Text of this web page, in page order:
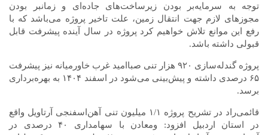
توجه به سرمایه‌بر بودن زیرساخت‌های جاده‌ای و زمانبر بودن
مجوز‌های لازم جهت انتقال زمین، علت تاخیر پروژه می‌باشد که با
رفع این موانع تلاش خواهیم کرد پروژه در سال آینده پیشرفت قابل
قبولی داشته باشد.
پروژه گندله‌سازی ۹۲۰ هزار تنی صباامید غرب خاورمیانه نیز پیشرفت
۶۵ درصدی داشته و پیش‌بینی می‌شود در اسفند ۱۴۰۴ به بهره‌برداری
برسد.
قائمی‌راد در تشریح پروژه ۱/۱ میلیون تنی آهن‌اسفنجی آرتاویل واقع
در استان اردبیل افزود: ومعادن با سهامداری ۴۰ درصدی در